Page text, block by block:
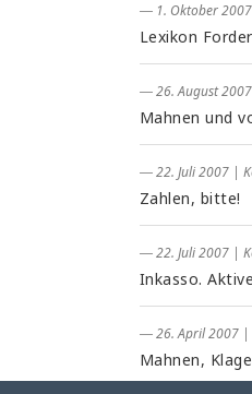
― 1. Oktober 2007
Lexikon
― 26. August 2007
Mahnen und
― 22. Juli 2007 |
Zahlen, bitte!
― 22. Juli 2007 |
Inkasso.
― 26. April 2007 |
Mahnen,